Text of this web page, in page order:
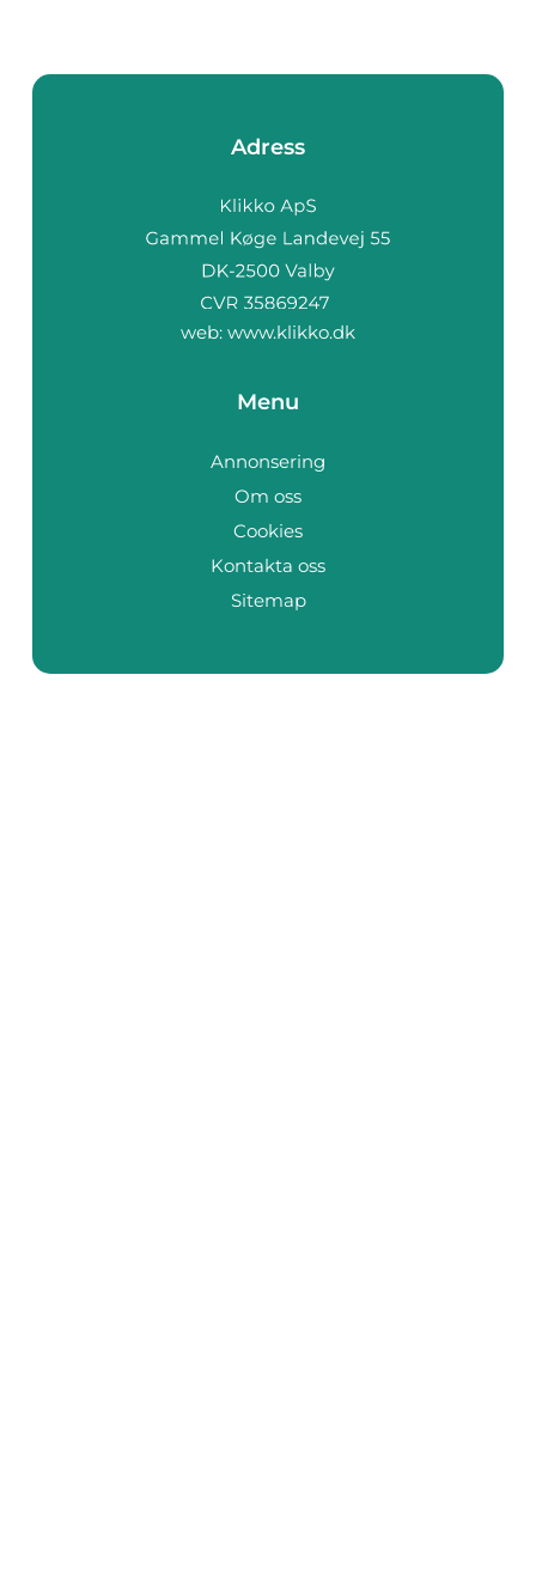
Adress
web: www.klikko.dk
Menu
Annonsering
Om oss
Cookies
Kontakta oss
Sitemap